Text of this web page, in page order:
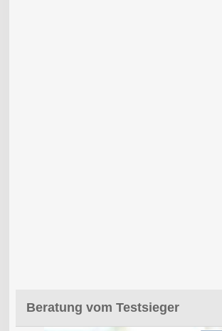
Beratung vom Testsieger